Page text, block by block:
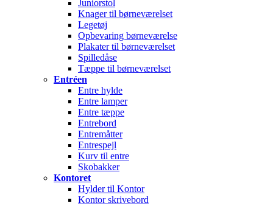
Juniorstol
Knager til børneværelset
Legetøj
Opbevaring børneværelse
Plakater til børneværelset
Spilledåse
Tæppe til børneværelset
Entréen
Entre hylde
Entre lamper
Entre tæppe
Entrebord
Entremåtter
Entrespejl
Kurv til entre
Skobakker
Kontoret
Hylder til Kontor
Kontor skrivebord